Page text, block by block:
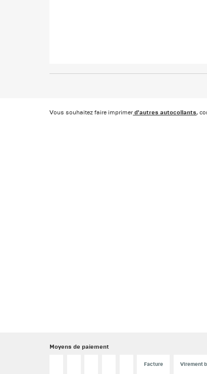
Vous souhaitez faire imprimer d'autres autocollants,
Moyens de paiement
Facture Virement